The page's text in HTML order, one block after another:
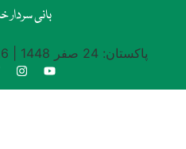
بانی سردار
پاکستان: 24 صفر 1448